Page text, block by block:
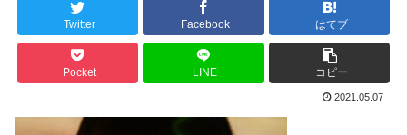
Twitter Facebook はてブ
Pocket LINE コピー
2021.05.07